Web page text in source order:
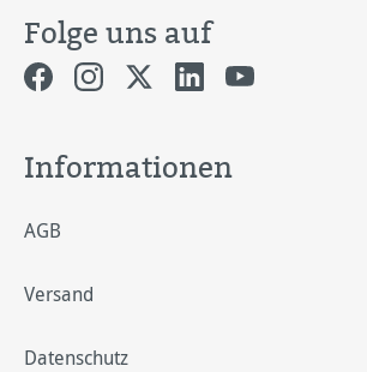
Folge uns auf
Informationen
AGB
Versand
Datenschutz